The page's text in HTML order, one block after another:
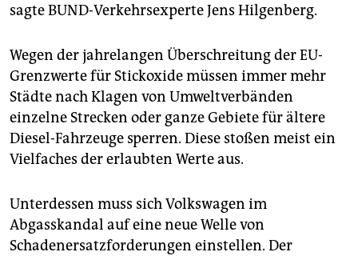
sagte BUND-Verkehrsexperte Jens Hilgenberg.
Wegen der jahrelangen Überschreitung der EU-
Grenzwerte für Stickoxide müssen immer mehr
Städte nach Klagen von Umweltverbänden
einzelne Strecken oder ganze Gebiete für ältere
Diesel-Fahrzeuge sperren. Diese stoßen meist ein
Vielfaches der erlaubten Werte aus.
Unterdessen muss sich Volkswagen im
Abgasskandal auf eine neue Welle von
Schadenersatzforderungen einstellen. Der